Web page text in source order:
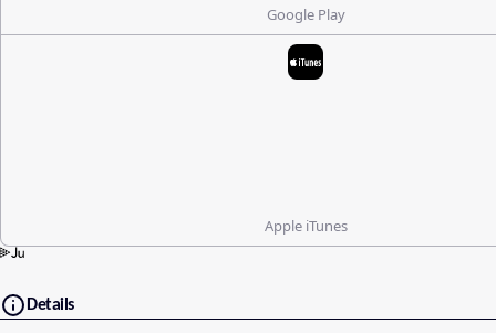
Google Play
Apple iTunes
Details